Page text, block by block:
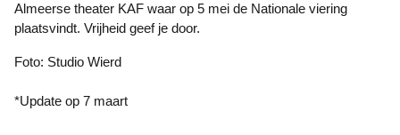
Almeerse theater KAF waar op 5 mei de Nationale viering
plaatsvindt. Vrijheid geef je door.
Foto: Studio Wierd
*Update op 7 maart